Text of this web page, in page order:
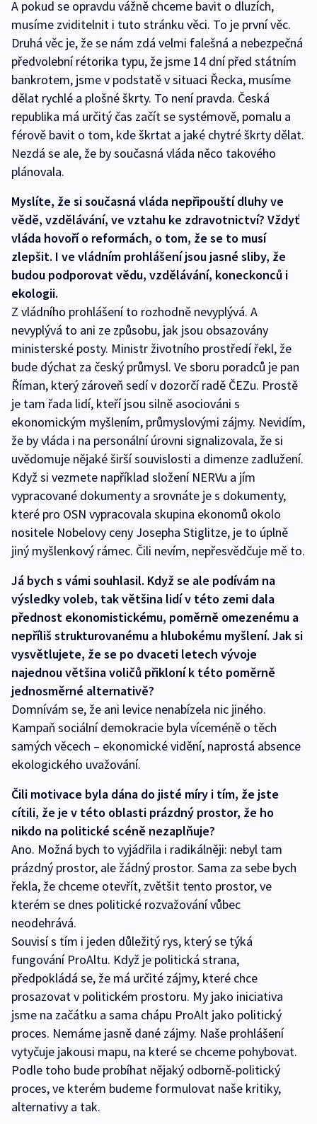
A pokud se opravdu vážně chceme bavit o dluzích,
musíme zviditelnit i tuto stránku věci. To je první věc.
Druhá věc je, že se nám zdá velmi falešná a nebezpečná
předvolební rétorika typu, že jsme 14 dní před státním
bankrotem, jsme v podstatě v situaci Řecka, musíme
dělat rychlé a plošné škrty. To není pravda. Česká
republika má určitý čas začít se systémově, pomalu a
férově bavit o tom, kde škrtat a jaké chytré škrty dělat.
Nezdá se ale, že by současná vláda něco takového
plánovala.
Myslíte, že si současná vláda nepřipouští dluhy ve
vědě, vzdělávání, ve vztahu ke zdravotnictví? Vždyť
vláda hovoří o reformách, o tom, že se to musí
zlepšit. I ve vládním prohlášení jsou jasné sliby, že
budou podporovat vědu, vzdělávání, koneckonců i
ekologii.
Z vládního prohlášení to rozhodně nevyplývá. A
nevyplývá to ani ze způsobu, jak jsou obsazovány
ministerské posty. Ministr životního prostředí řekl, že
bude dýchat za český průmysl. Ve sboru poradců je pan
Říman, který zároveň sedí v dozorčí radě ČEZu. Prostě
je tam řada lidí, kteří jsou silně asociováni s
ekonomickým myšlením, průmyslovými zájmy. Nevidím,
že by vláda i na personální úrovni signalizovala, že si
uvědomuje nějaké širší souvislosti a dimenze zadlužení.
Když si vezmete například složení NERVu a jím
vypracované dokumenty a srovnáte je s dokumenty,
které pro OSN vypracovala skupina ekonomů okolo
nositele Nobelovy ceny Josepha Stiglitze, je to úplně
jiný myšlenkový rámec. Čili nevím, nepřesvědčuje mě to.
Já bych s vámi souhlasil. Když se ale podívám na
výsledky voleb, tak většina lidí v této zemi dala
přednost ekonomistickému, poměrně omezenému a
nepříliš strukturovanému a hlubokému myšlení. Jak si
vysvětlujete, že se po dvaceti letech vývoje
najednou většina voličů přikloní k této poměrně
jednosměrné alternativě?
Domnívám se, že ani levice nenabízela nic jiného.
Kampaň sociální demokracie byla víceméně o těch
samých věcech – ekonomické vidění, naprostá absence
ekologického uvažování.
Čili motivace byla dána do jisté míry i tím, že jste
cítili, že je v této oblasti prázdný prostor, že ho
nikdo na politické scéně nezaplňuje?
Ano. Možná bych to vyjádřila i radikálněji: nebyl tam
prázdný prostor, ale žádný prostor. Sama za sebe bych
řekla, že chceme otevřít, zvětšit tento prostor, ve
kterém se dnes politické rozvažování vůbec
neodehrává.
Souvisí s tím i jeden důležitý rys, který se týká
fungování ProAltu. Když je politická strana,
předpokládá se, že má určité zájmy, které chce
prosazovat v politickém prostoru. My jako iniciativa
jsme na začátku a sama chápu ProAlt jako politický
proces. Nemáme jasně dané zájmy. Naše prohlášení
vytyčuje jakousi mapu, na které se chceme pohybovat.
Podle toho bude probíhat nějaký odborně-politický
proces, ve kterém budeme formulovat naše kritiky,
alternativy a tak.